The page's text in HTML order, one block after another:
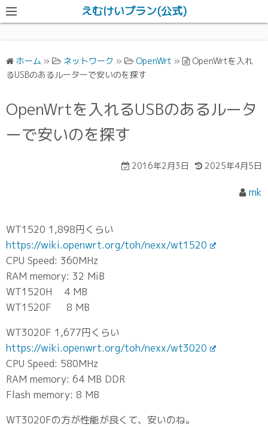
えむけいプラン(公式)
ホーム » ネットワーク » OpenWrt »
OpenWrtを入れ
るUSBのあるルーターで安いのを探す
OpenWrtを入れるUSBのあるルータ
ーで安いのを探す
2016年2月3日 2025年4月5日
mk
WT1520 1,898円くらい
https://wiki.openwrt.org/toh/nexx/wt1520
CPU Speed: 360MHz
RAM memory: 32 MiB
WT1520H 4 MB
WT1520F 8 MB
WT3020F 1,677円くらい
https://wiki.openwrt.org/toh/nexx/wt3020
CPU Speed: 580MHz
RAM memory: 64 MB DDR
Flash memory: 8 MB
WT3020Fの方が性能が良くて、安いのね。